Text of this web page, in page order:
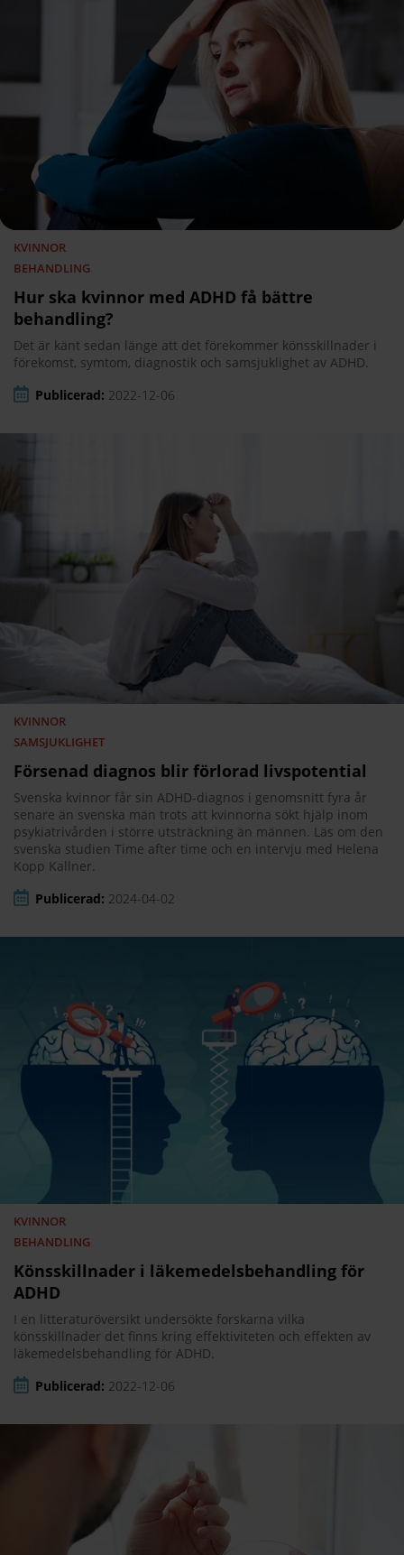
KVINNOR
BEHANDLING
Hur ska kvinnor med ADHD få bättre
behandling?
Det är känt sedan länge att det förekommer könsskillnader i
förekomst, symtom, diagnostik och samsjuklighet av ADHD.
Publicerad: 2022-12-06
KVINNOR
SAMSJUKLIGHET
Försenad diagnos blir förlorad livspotential
Svenska kvinnor får sin ADHD-diagnos i genomsnitt fyra år
senare än svenska män trots att kvinnorna sökt hjälp inom
psykiatrivården i större utsträckning än männen. Läs om den
svenska studien Time after time och en intervju med Helena
Kopp Kallner.
Publicerad: 2024-04-02
KVINNOR
BEHANDLING
Könsskillnader i läkemedelsbehandling för
ADHD
I en litteraturöversikt undersökte forskarna vilka
könsskillnader det finns kring effektiviteten och effekten av
läkemedelsbehandling för ADHD.
Publicerad: 2022-12-06